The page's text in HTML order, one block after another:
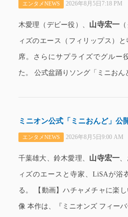
エンタメNEWS 2026年8月5日7:18 PM
木愛理（デビー役）、 山寺宏一
ィズのエース（フィリップス）
席。さらにサプライズでグルー
た。 公式盆踊りソング「ミニおん
ミニオン公式「ミニおんど」公
エンタメNEWS 2026年8月5日9:00 AM
千葉雄大、鈴木愛理、 山寺宏一
ィズのエースと寺家、LiSAが浴
る。 【動画】ハチャメチャに楽
像 本作は、『ミニオンズ フィー